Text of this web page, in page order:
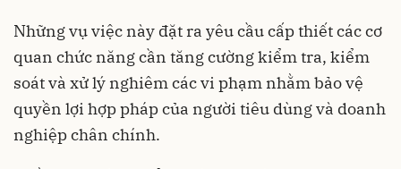
Những vụ việc này đặt ra yêu cầu cấp thiết các cơ
quan chức năng cần tăng cường kiểm tra, kiểm
soát và xử lý nghiêm các vi phạm nhằm bảo vệ
quyền lợi hợp pháp của người tiêu dùng và doanh
nghiệp chân chính.